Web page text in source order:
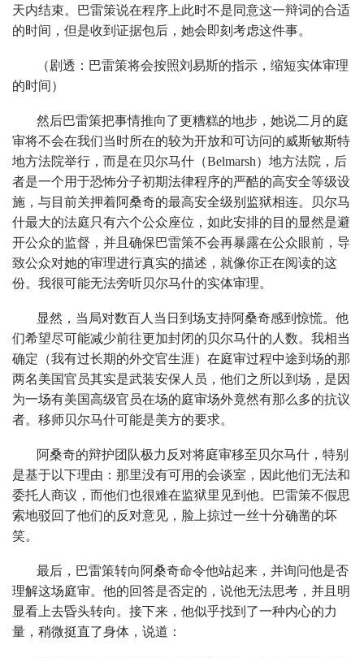
天内结束。巴雷策说在程序上此时不是同意这一辩词的合适
的时间，但是收到证据包后，她会即刻考虑这件事。
（剧透：巴雷策将会按照刘易斯的指示，缩短实体审理
的时间）
然后巴雷策把事情推向了更糟糕的地步，她说二月的庭
审将不会在我们当时所在的较为开放和可访问的威斯敏斯特
地方法院举行，而是在贝尔马什（Belmarsh）地方法院，后
者是一个用于恐怖分子初期法律程序的严酷的高安全等级设
施，与目前关押着阿桑奇的最高安全级别监狱相连。贝尔马
什最大的法庭只有六个公众座位，如此安排的目的显然是避
开公众的监督，并且确保巴雷策不会再暴露在公众眼前，导
致公众对她的审理进行真实的描述，就像你正在阅读的这
份。我很可能无法旁听贝尔马什的实体审理。
显然，当局对数百人当日到场支持阿桑奇感到惊慌。他
们希望尽可能减少前往更加封闭的贝尔马什的人数。我相当
确定（我有过长期的外交官生涯）在庭审过程中途到场的那
两名美国官员其实是武装安保人员，他们之所以到场，是因
为一场有美国高级官员在场的庭审场外竟然有那么多的抗议
者。移师贝尔马什可能是美方的要求。
阿桑奇的辩护团队极力反对将庭审移至贝尔马什，特别
是基于以下理由：那里没有可用的会谈室，因此他们无法和
委托人商议，而他们也很难在监狱里见到他。巴雷策不假思
索地驳回了他们的反对意见，脸上掠过一丝十分确凿的坏
笑。
最后，巴雷策转向阿桑奇命令他站起来，并询问他是否
理解这场庭审。他的回答是否定的，说他无法思考，并且明
显看上去昏头转向。接下来，他似乎找到了一种内心的力
量，稍微挺直了身体，说道：